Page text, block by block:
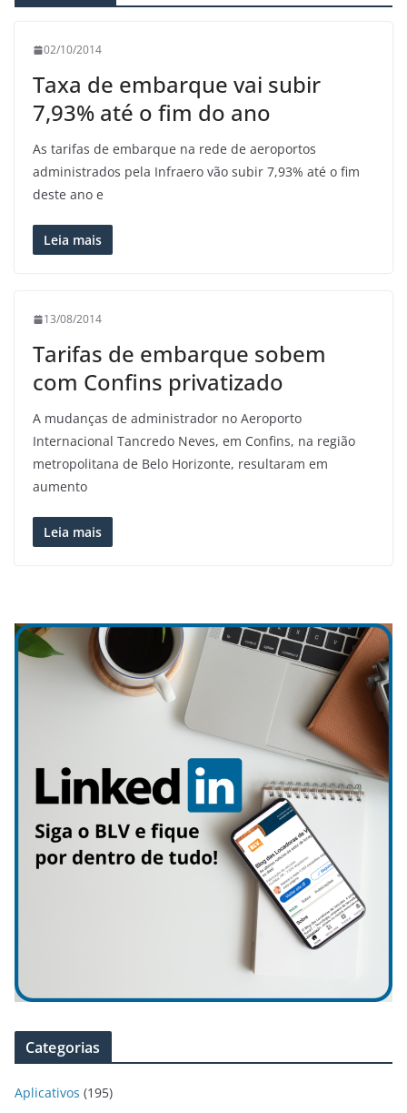
02/10/2014
Taxa de embarque vai subir
7,93% até o fim do ano
As tarifas de embarque na rede de aeroportos
administrados pela Infraero vão subir 7,93% até o fim
deste ano e
Leia mais
13/08/2014
Tarifas de embarque sobem
com Confins privatizado
A mudanças de administrador no Aeroporto
Internacional Tancredo Neves, em Confins, na região
metropolitana de Belo Horizonte, resultaram em
aumento
Leia mais
Categorias
Aplicativos (195)